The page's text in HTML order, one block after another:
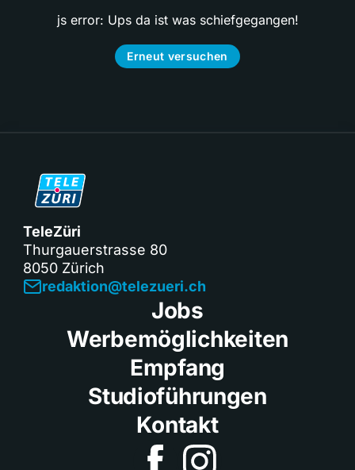
js error: Ups da ist was schiefgegangen!
Erneut versuchen
TeleZüri
Thurgauerstrasse 80
8050 Zürich
redaktion@telezueri.ch
Jobs
Werbemöglichkeiten
Empfang
Studioführungen
Kontakt